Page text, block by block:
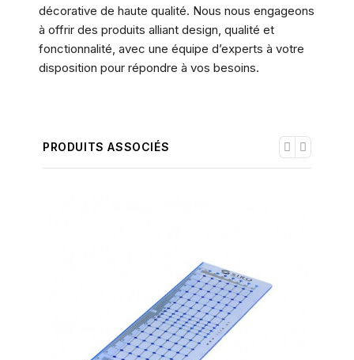
décorative de haute qualité. Nous nous engageons
à offrir des produits alliant design, qualité et
fonctionnalité, avec une équipe d’experts à votre
disposition pour répondre à vos besoins.
PRODUITS ASSOCIÉS